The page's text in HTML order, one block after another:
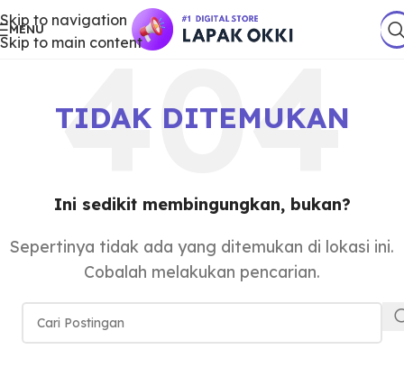
Skip to navigation
Skip to main content
MENU
TIDAK DITEMUKAN
Ini sedikit membingungkan, bukan?
Sepertinya tidak ada yang ditemukan di lokasi ini.
Cobalah melakukan pencarian.